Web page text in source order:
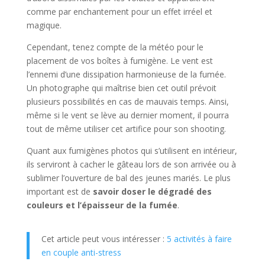
comme par enchantement pour un effet irréel et
magique.
Cependant, tenez compte de la météo pour le
placement de vos boîtes à fumigène. Le vent est
l’ennemi d’une dissipation harmonieuse de la fumée.
Un photographe qui maîtrise bien cet outil prévoit
plusieurs possibilités en cas de mauvais temps. Ainsi,
même si le vent se lève au dernier moment, il pourra
tout de même utiliser cet artifice pour son shooting.
Quant aux fumigènes photos qui s’utilisent en intérieur,
ils serviront à cacher le gâteau lors de son arrivée ou à
sublimer l’ouverture de bal des jeunes mariés. Le plus
important est de savoir doser le dégradé des
couleurs et l’épaisseur de la fumée.
Cet article peut vous intéresser : 5 activités à faire
en couple anti-stress